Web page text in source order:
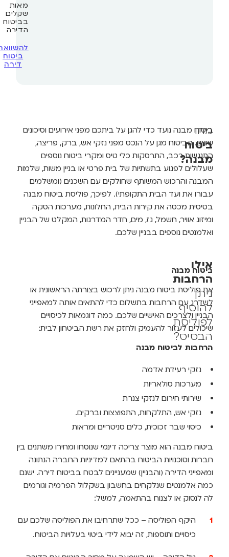
מאות
שקלים
בביטוח
הדירה
להשוואת
ביטוח
דירה
מהו
ביטוח
מבנה?
ביטוח מבנה נועד כדי להגן על ביתכם מפני אירועים וסיכונים
שונים. הביטוח מגן על הנכס מפני נזקי אש, ברק, פריצה,
התנגשות רכב, התרסקות כלי טיס ומקרי ביטוח נוספים
שעלולים לפגוע בתשתיות של בית פרטי או בניין משות, שלמות
המבנה והרכוש המשותף שחולקים עם השכנים (ומשלמים
עבורו את ועד הבית התקופתי).לפיכך, פוליסת ביטוח מבנה
בסיסית מכסה את קירות הבית, החלונות, מערכות הסקה
ומיזוג אוויר, חשמל, גז, מים, חדר המדרגות, המקלט של הבניין
ואלמנטים נוספים בבניין שלכם.
אילו
הרחבות
ניתן
להוסיף
לפוליסת
הבסיס?
ביטוח מבנה
את פוליסת ביטוח מבנה ניתן לרכוש בצורתה הראשונית או
לשדרג עם הרחבות בתשלום כדי להתאים אותה למאפייני
הבניין ולצרכים האישיים שלכם. כמה דוגמאות לכיסויים
שיכולים לעזור להעמיק ולחזק את רשת הביטחון לבית:
הרחבות לביטוח מבנה
נזקי רעידת אדמה
מערכות סולאריות
שירותי חירום לנזקי צנרת
נזקי אש, התלקחות, התפוצצות וברקים.
כיסוי שבר זכוכית, כלים סניטריים ומראות
ביטוח מבנה הוא מוצר צריכה דינמי שנוסחו ומחירו משתנים בין
חברות וסוכנויות הביטוח בהתאם למדיניות החברה הנתונה
ומאפייני הדירה (והבניין) שמעניינים לבטח בביטוח דירה. ישנם
כמה אלמנטים שנלקחים בחשבון בשקלול הפרמיה וגורמים
לה לנסוק או לצנוח בהתאמה, למשל:
היקף הפוליסה – ככל שתרחיבו את הפוליסה שלכם עם
כיסויים ותוספות, זה יבוא לידי ביטוי בעלויות הביטוח.